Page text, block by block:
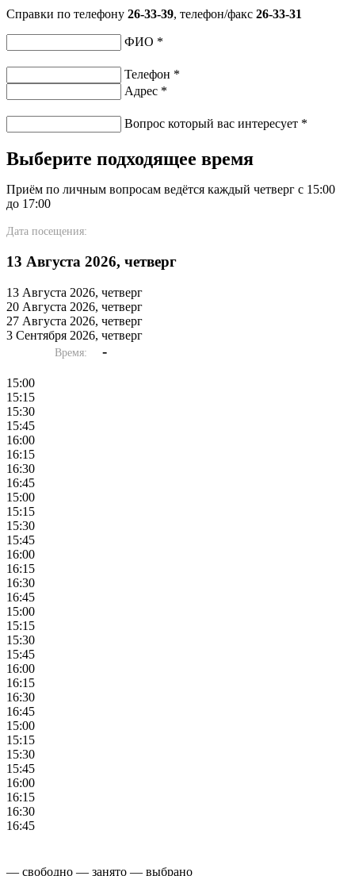
Справки по телефону 26-33-39, телефон/факс 26-33-31
ФИО *
Телефон *
Адрес *
Вопрос который вас интересует *
Выберите подходящее время
Приём по личным вопросам ведётся каждый четверг с 15:00
до 17:00
Дата посещения:
13 Августа 2026, четверг
13 Августа 2026, четверг
20 Августа 2026, четверг
27 Августа 2026, четверг
3 Сентября 2026, четверг
Время: -
15:00
15:15
15:30
15:45
16:00
16:15
16:30
16:45
15:00
15:15
15:30
15:45
16:00
16:15
16:30
16:45
15:00
15:15
15:30
15:45
16:00
16:15
16:30
16:45
15:00
15:15
15:30
15:45
16:00
16:15
16:30
16:45
— свободно — занято — выбрано